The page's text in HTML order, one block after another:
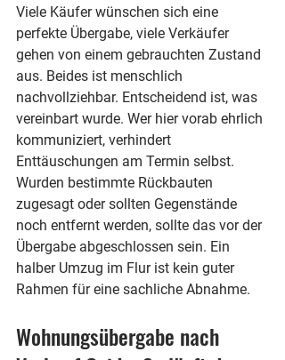
Viele Käufer wünschen sich eine
perfekte Übergabe, viele Verkäufer
gehen von einem gebrauchten Zustand
aus. Beides ist menschlich
nachvollziehbar. Entscheidend ist, was
vereinbart wurde. Wer hier vorab ehrlich
kommuniziert, verhindert
Enttäuschungen am Termin selbst.
Wurden bestimmte Rückbauten
zugesagt oder sollten Gegenstände
noch entfernt werden, sollte das vor der
Übergabe abgeschlossen sein. Ein
halber Umzug im Flur ist kein guter
Rahmen für eine sachliche Abnahme.
Wohnungsübergabe nach